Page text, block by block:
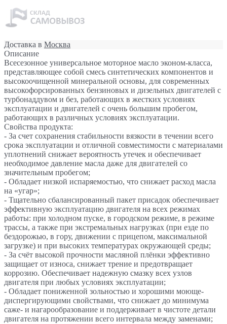
Доставка в Москва
Описание
Всесезонное универсальное моторное масло эконом-класса,
представляющее собой смесь синтетических компонентов и
высокоочищенной минеральной основы, для современных
высокофорсированных бензиновых и дизельных двигателей с
турбонаддувом и без, работающих в жестких условиях
эксплуатации и двигателей с очень большим пробегом,
работающих в различных условиях эксплуатации.
Свойства продукта:
- За счет сохранения стабильности вязкости в течении всего
срока эксплуатации и отличной совместимости с материалами
уплотнений снижает вероятность утечек и обеспечивает
необходимое давление масла даже для двигателей со
значительным пробегом;
- Обладает низкой испаряемостью, что снижает расход масла
на «угар»;
- Тщательно сбалансированный пакет присадок обеспечивает
эффективную эксплуатацию двигателя на всех режимах
работы: при холодном пуске, в городском режиме, в режиме
трассы, а также при экстремальных нагрузках (при езде по
бездорожью, в гору, движении с прицепом, максимальной
загрузке) и при высоких температурах окружающей среды;
- За счёт высокой прочности масляной плёнки эффективно
защищает от износа, снижает трение и предотвращает
коррозию. Обеспечивает надежную смазку всех узлов
двигателя при любых условиях эксплуатации;
- Обладает пониженной зольностью и хорошими моюще-
диспергирующими свойствами, что снижает до минимума
саже- и нагарообразование и поддерживает в чистоте детали
двигателя на протяжении всего интервала между заменами;